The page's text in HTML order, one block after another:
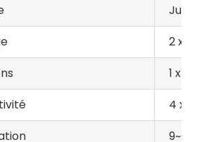
Jusqu’à
2 x
1 x PCIe
4 x USB
9~48